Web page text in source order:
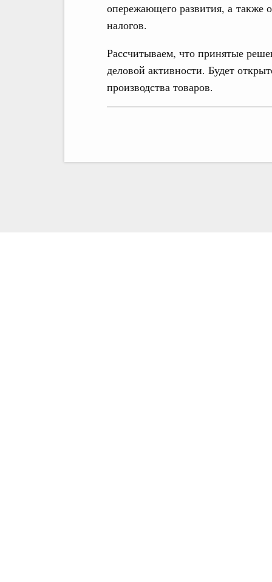
опережающего развития, а также
налогов.
Рассчитываем, что принятые
деловой активности. Будет
производства товаров.